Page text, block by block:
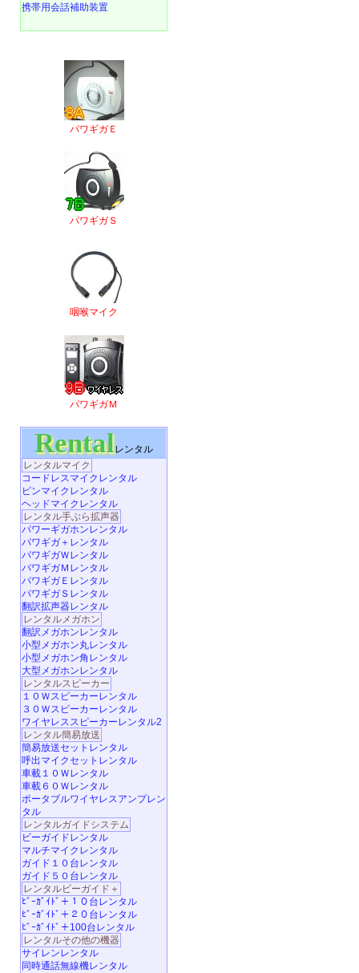
携帯用会話補助装置
パワギガＥ
パワギガＳ
咽喉マイク
パワギガＭ
Rentalレンタル
レンタルマイク
コードレスマイクレンタル
ピンマイクレンタル
ヘッドマイクレンタル
レンタル手ぶら拡声器
パワーギガホンレンタル
パワギガ＋レンタル
パワギガＷレンタル
パワギガＭレンタル
パワギガＥレンタル
パワギガＳレンタル
翻訳拡声器レンタル
レンタルメガホン
翻訳メガホンレンタル
小型メガホン丸レンタル
小型メガホン角レンタル
大型メガホンレンタル
レンタルスピーカー
１０Ｗスピーカーレンタル
３０Ｗスピーカーレンタル
ワイヤレススピーカーレンタル2
レンタル簡易放送
簡易放送セットレンタル
呼出マイクセットレンタル
車載１０Ｗレンタル
車載６０Ｗレンタル
ポータブルワイヤレスアンプレン
タル
レンタルガイドシステム
ビーガイドレンタル
マルチマイクレンタル
ガイド１０台レンタル
ガイド５０台レンタル
レンタルビーガイド＋
ﾋﾞｰｶﾞｲﾄﾞ＋１０台レンタル
ﾋﾞｰｶﾞｲﾄﾞ＋２０台レンタル
ﾋﾞｰｶﾞｲﾄﾞ＋100台レンタル
レンタルその他の機器
サイレンレンタル
同時通話無線機レンタル